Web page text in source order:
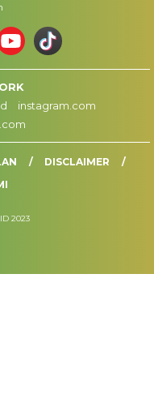
instagram.com
DISCLAIMER
2023